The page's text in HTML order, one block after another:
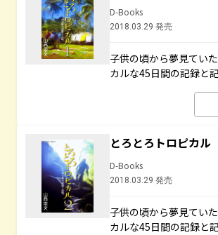
D-Books
2018.03.29 発売
子供の頃から夢見てい
カルな45日間の記録と記
とろとろトロピカ
D-Books
2018.03.29 発売
子供の頃から夢見てい
カルな45日間の記録と記